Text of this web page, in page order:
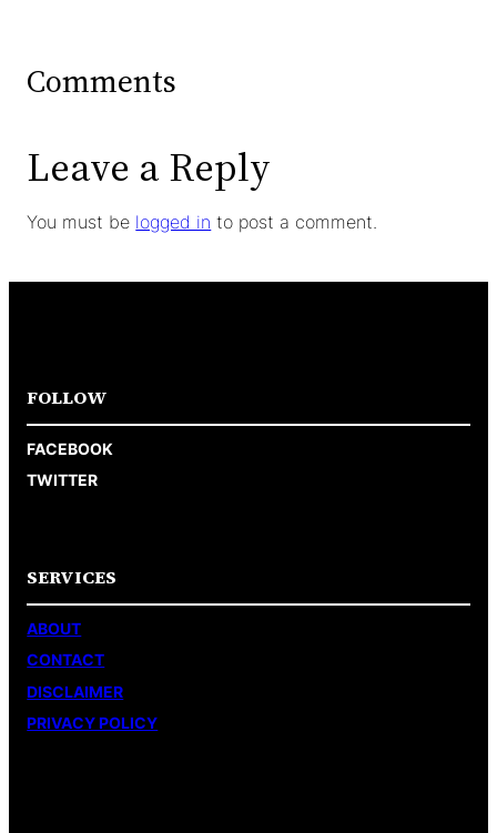
Comments
Leave a Reply
You must be logged in to post a comment.
FOLLOW
FACEBOOK
TWITTER
SERVICES
ABOUT
CONTACT
DISCLAIMER
PRIVACY POLICY